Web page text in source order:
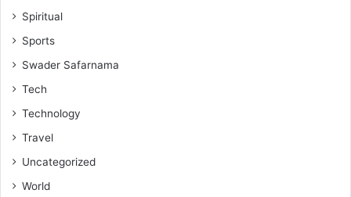
Spiritual
Sports
Swader Safarnama
Tech
Technology
Travel
Uncategorized
World